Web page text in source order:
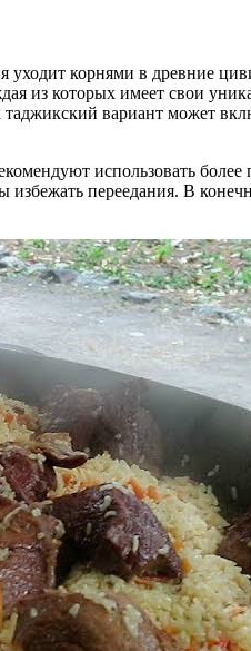
уходит корнями в древние
из которых имеет свои
вариант может
использовать
избежать переедания. В